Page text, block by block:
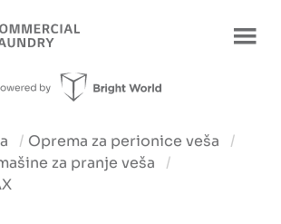
Oprema za perionice veša
za pranje veša
Karakteristike